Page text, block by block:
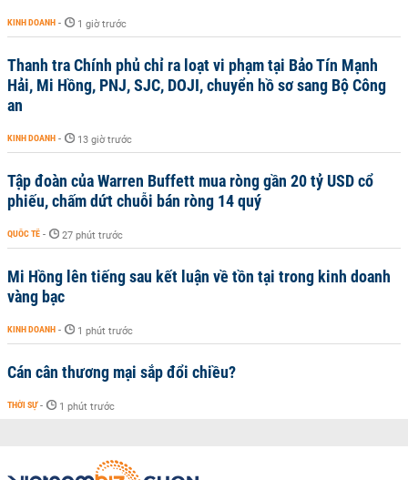
KINH DOANH - 1 giờ trước
Thanh tra Chính phủ chỉ ra loạt vi phạm tại Bảo Tín Mạnh
Hải, Mi Hồng, PNJ, SJC, DOJI, chuyển hồ sơ sang Bộ Công
an
KINH DOANH - 13 giờ trước
Tập đoàn của Warren Buffett mua ròng gần 20 tỷ USD cổ
phiếu, chấm dứt chuỗi bán ròng 14 quý
QUỐC TẾ - 27 phút trước
Mi Hồng lên tiếng sau kết luận về tồn tại trong kinh doanh
vàng bạc
KINH DOANH - 1 phút trước
Cán cân thương mại sắp đổi chiều?
THỜI SỰ - 1 phút trước